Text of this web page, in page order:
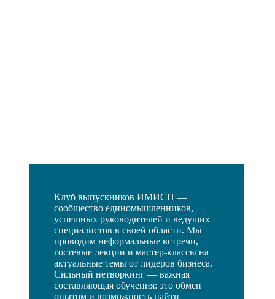
Клуб выпускников ИМИСП —
сообщество единомышленников,
успешных руководителей и ведущих
специалистов в своей области. Мы
проводим неформальные встречи,
гостевые лекции и мастер-классы на
актуальные темы от лидеров бизнеса.
Сильный нетворкинг — важная
составляющая обучения: это обмен
опытом и возможность найти